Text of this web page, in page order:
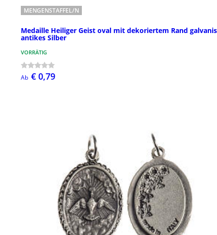
MENGENSTAFFEL/N
Medaille Heiliger Geist oval mit dekoriertem Rand
antikes Silber
VORRÄTIG
Ab € 0,79